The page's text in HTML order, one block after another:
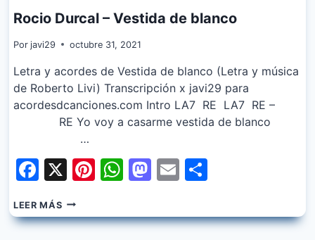
Rocio Durcal – Vestida de blanco
Por javi29 octubre 31, 2021
Letra y acordes de Vestida de blanco (Letra y música
de Roberto Livi) Transcripción x javi29 para
acordesdcanciones.com Intro LA7 RE LA7 RE –
RE Yo voy a casarme vestida de blanco
…
Facebook
X Pinterest
WhatsApp
Mastodon
Email
LEER MÁSROCIO
DURCAL
–